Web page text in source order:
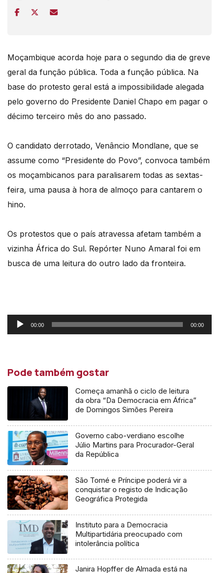
Moçambique acorda hoje para o segundo dia de greve
geral da função pública. Toda a função pública. Na
base do protesto geral está a impossibilidade alegada
pelo governo do Presidente Daniel Chapo em pagar o
décimo terceiro mês do ano passado.
O candidato derrotado, Venâncio Mondlane, que se
assume como “Presidente do Povo”, convoca também
os moçambicanos para paralisarem todas as sextas-
feira, uma pausa à hora de almoço para cantarem o
hino.
Os protestos que o país atravessa afetam também a
vizinha África do Sul. Repórter Nuno Amaral foi em
busca de uma leitura do outro lado da fronteira.
Reprodutor
de
00:00 00:00
Pode também gostar
Começa amanhã o ciclo de leitura
da obra “Da Democracia em África”
de Domingos Simões Pereira
Governo cabo-verdiano escolhe
Júlio Martins para Procurador-Geral
da República
São Tomé e Príncipe poderá vir a
conquistar o registo de Indicação
Geográfica Protegida
Instituto para a Democracia
Multipartidária preocupado com
intolerância política
Janira Hopffer de Almada está na